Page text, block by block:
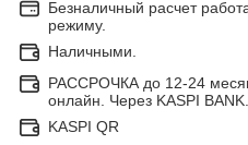
Безналичный расчет
режиму.
Наличными.
РАССРОЧКА до 12-24
онлайн. Через KASPI BANK.
KASPI QR